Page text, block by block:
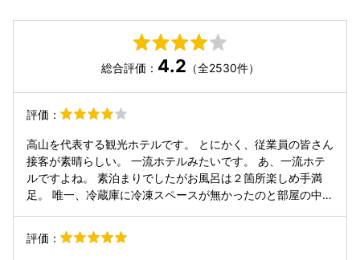
総合評価： 4.2 （全2530件）
評価：
高山を代表する観光ホテルです。 とにかく、従業員の皆さん
接客が素晴らしい。 一流ホテルみたいです。 あ、一流ホテ
ルですよね。 素泊まりでしたがお風呂は２箇所楽しめ手満
足。 唯一、冷蔵庫に冷凍スペースが無かったのと部屋の中で
評価：